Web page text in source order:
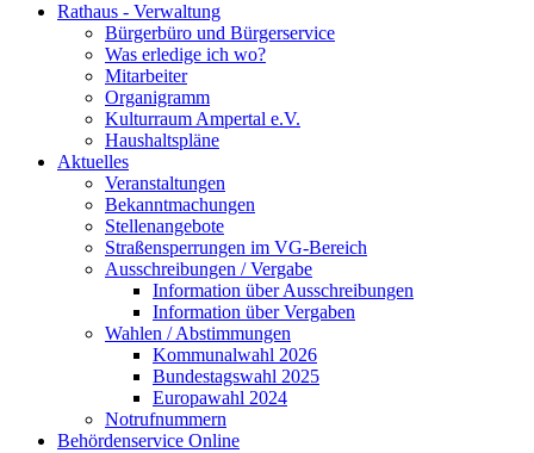
Rathaus - Verwaltung
Bürgerbüro und Bürgerservice
Was erledige ich wo?
Mitarbeiter
Organigramm
Kulturraum Ampertal e.V.
Haushaltspläne
Aktuelles
Veranstaltungen
Bekanntmachungen
Stellenangebote
Straßensperrungen im VG-Bereich
Ausschreibungen / Vergabe
Information über Ausschreibungen
Information über Vergaben
Wahlen / Abstimmungen
Kommunalwahl 2026
Bundestagswahl 2025
Europawahl 2024
Notrufnummern
Behördenservice Online